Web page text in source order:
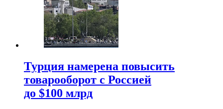
Турция намерена повысить
товарооборот с Россией
до $100 млрд